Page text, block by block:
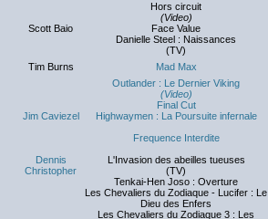
Scott Baio
Hors circuit
(Video)
Face Value
Danielle Steel : Naissances
(TV)
Tim Burns
Mad Max
Jim Caviezel
Outlander : Le Dernier Viking
(Video)
Final Cut
Highwaymen : La Poursuite infernale
Frequence Interdite
Dennis
Christopher
L'Invasion des abeilles tueuses
(TV)
Tenkai-Hen Joso : Overture
Les Chevaliers du Zodiaque - Lucifer : Le
Dieu des Enfers
Les Chevaliers du Zodiaque 3 : Les